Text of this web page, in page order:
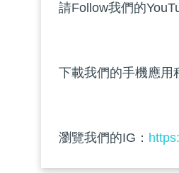
請Follow我們的
下載我們的手機應用
瀏覽我們的IG：